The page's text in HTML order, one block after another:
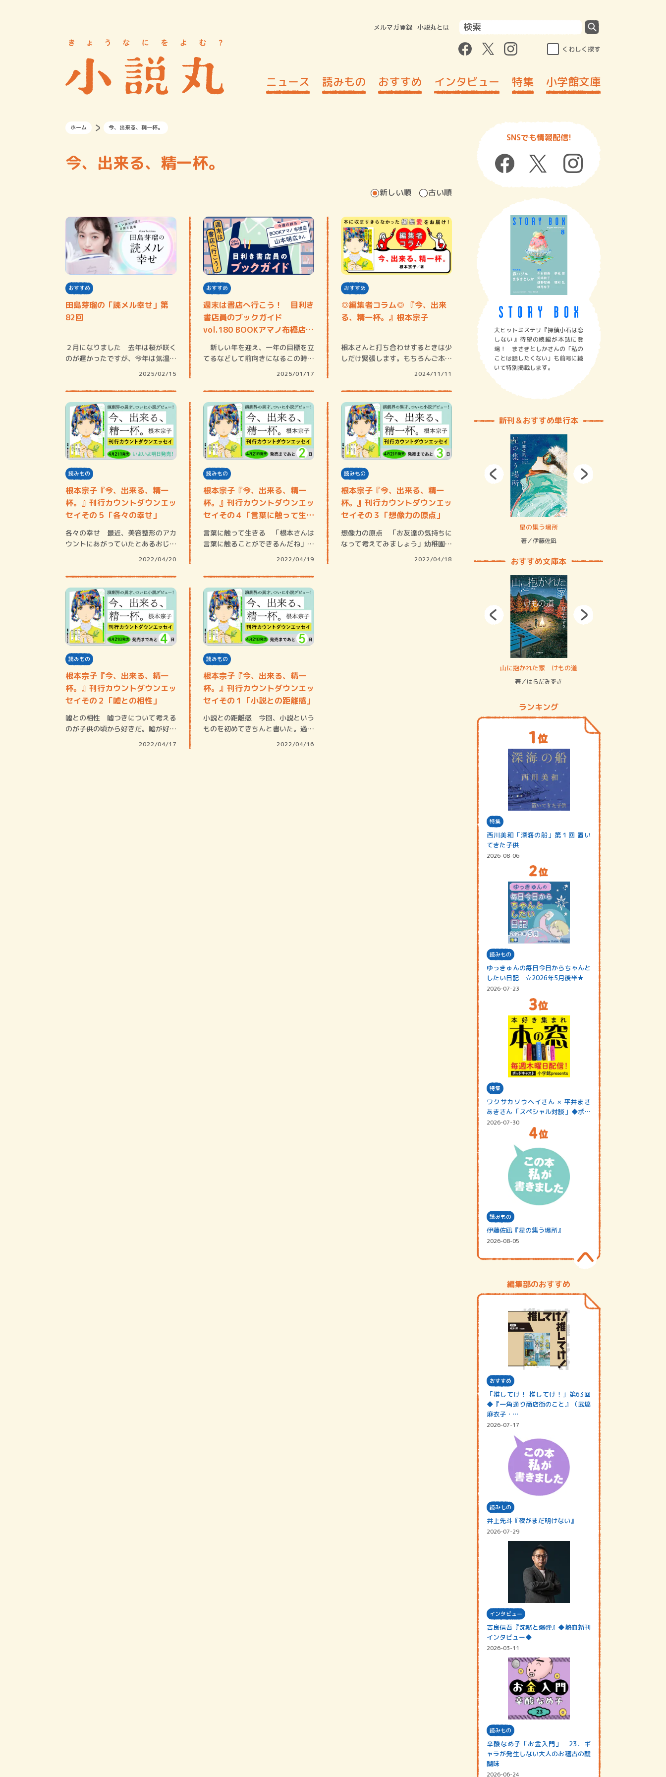
メルマガ登録 小説丸とは
くわしく探す
ニュース 読みもの おすすめ インタビュー 特集 小学館文庫
ホーム 今、出来る、精一杯。
今、出来る、精一杯。
新しい順 古い順
おすすめ
田島芽瑠の「読メル幸せ」第
82回
２月になりました 去年は桜が咲く
のが遅かったですが、今年は気温が
2025/02/15
おすすめ
週末は書店へ行こう！ 目利き
書店員のブックガイド
vol.180 BOOKアマノ布橋店
山本明広さ…
新しい年を迎え、一年の目標を立
てるなどして前向きになるこの時期
2025/01/17
おすすめ
◎編集者コラム◎ 『今、出来
る、精一杯。』根本宗子
根本さんと打ち合わせするときは少
しだけ緊張します。もちろんご本人
2024/11/11
読みもの
根本宗子『今、出来る、精一
杯。』刊行カウントダウンエッ
セイその５「各々の幸せ」
各々の幸せ 最近、美容整形のアカ
ウントにあがっていたとあるおじい
2022/04/20
読みもの
根本宗子『今、出来る、精一
杯。』刊行カウントダウンエッ
セイその４「言葉に触って生き
る」
言葉に触って生きる 「根本さんは
言葉に触ることができるんだね」こ
2022/04/19
読みもの
根本宗子『今、出来る、精一
杯。』刊行カウントダウンエッ
セイその３「想像力の原点」
想像力の原点 「お友達の気持ちに
なって考えてみましょう」幼稚園や
2022/04/18
読みもの
根本宗子『今、出来る、精一
杯。』刊行カウントダウンエッ
セイその２「嘘との相性」
嘘との相性 嘘つきについて考える
のが子供の頃から好きだ。嘘が好き
2022/04/17
読みもの
根本宗子『今、出来る、精一
杯。』刊行カウントダウンエッ
セイその１「小説との距離感」
小説との距離感 今回、小説という
ものを初めてきちんと書いた。過去
2022/04/16
SNSでも情報配信!
大ヒットミステリ『探偵小石は恋
しない』待望の続編が本誌に登
場！ まさきとしかさんの「私の
ことは話したくない」も前号に続
いて特別掲載します。
新刊＆おすすめ単行本
著／川瀬七緒
星の集う場所
著／伊藤佐凪
おすすめ文庫本
山に抱かれた家 けもの道
著／はらだみずき
ランキング
特集
西川美和「深海の船」第１回 置い
てきた子供
2026-08-06
読みもの
ゆっきゅんの毎日今日からちゃんと
したい日記 ☆2026年5月後半★
2026-07-23
特集
ワクサカソウヘイさん × 平井まさ
あきさん「スペシャル対談」◆ポッ
ドキャスト…
2026-07-30
読みもの
伊藤佐凪『星の集う場所』
2026-08-05
編集部のおすすめ
おすすめ
「推してけ！ 推してけ！」第63回
◆『一角通り商店街のこと』（武塙
麻衣子・…
2026-07-17
読みもの
井上先斗『夜がまだ明けない』
2026-07-29
インタビュー
吉良信吾『沈黙と爆弾』◆熱血新刊
インタビュー◆
2026-03-11
読みもの
辛酸なめ子「お金入門」 23．ギ
ャラが発生しない大人のお稽古の醍
醐味
2026-06-24